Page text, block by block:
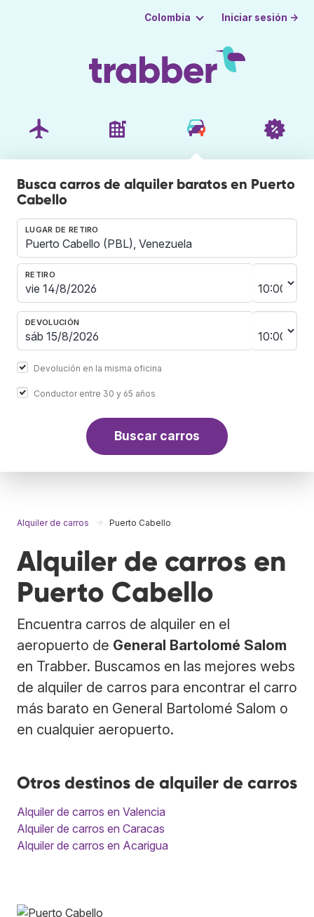
Colombia Iniciar sesión →
Busca carros de alquiler baratos en Puerto
Cabello
LUGAR DE RETIRO
RETIRO
DEVOLUCIÓN
Devolución en la misma oficina
Conductor entre 30 y 65 años
Buscar carros
Alquiler de carros Puerto Cabello
Alquiler de carros en
Puerto Cabello
Encuentra carros de alquiler en el
aeropuerto de General Bartolomé Salom
en Trabber. Buscamos en las mejores webs
de alquiler de carros para encontrar el carro
más barato en General Bartolomé Salom o
en cualquier aeropuerto.
Otros destinos de alquiler de carros
Alquiler de carros en Valencia
Alquiler de carros en Caracas
Alquiler de carros en Acarigua